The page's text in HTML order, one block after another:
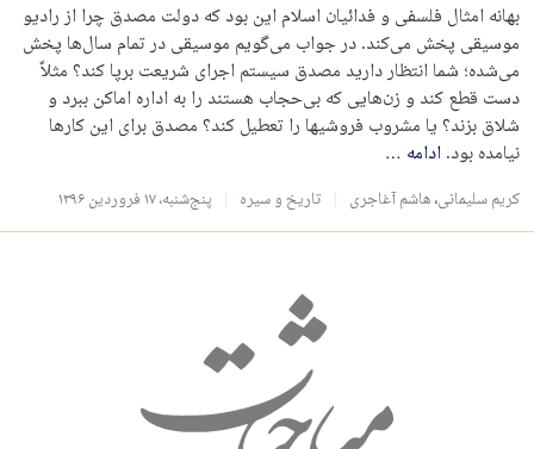
بهانه امثال فلسفی و فدائیان اسلام این بود که دولت مصدق چرا از رادیو
موسیقی پخش می‌کند. در جواب می‌گویم موسیقی در تمام سال‌ها پخش
می‌شده؛ شما انتظار دارید مصدق سیستم اجرای شریعت برپا کند؟ مثلاً
دست قطع کند و زن‌هایی که بی‌حجاب هستند را به اداره اماکن ببرد و
شلاق بزند؟ یا مشروب فروشی‎ها را تعطیل کند؟ مصدق برای این کارها
نیامده بود.ادامه …
کریم سلیمانی،هاشم آغاجری تاریخ و سیره پنج‌شنبه، ۱۷ فروردین ۱۳۹۶